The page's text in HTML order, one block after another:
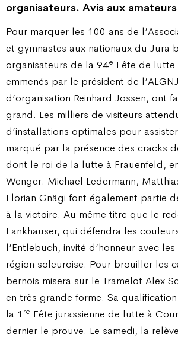
organisateurs. Avis aux
Pour marquer les 100 ans de
et gymnastes aux nationaux du Jura
organisateurs de la 94e Fête de lutte
emmenés par le président de
d’organisation Reinhard Jossen, ont
grand. Les milliers de visiteurs
d’installations optimales pour
marqué par la présence des cracks
dont le roi de la lutte à Frauenfeld,
Wenger. Michael Ledermann,
Florian Gnägi font également partie
à la victoire. Au même titre que le
Fankhauser, qui défendra les
l’Entlebuch, invité d’honneur avec
région soleuroise. Pour brouiller les
bernois misera sur le Tramelot Alex
en très grande forme. Sa
la 1 re Fête jurassienne de lutte à
dernier le prouve. Le samedi, la